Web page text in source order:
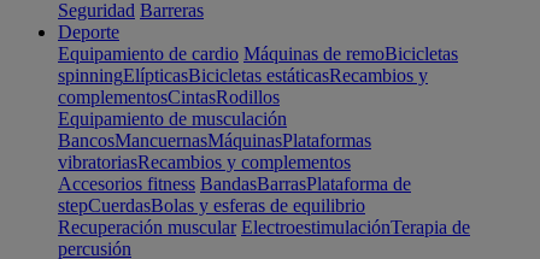
Seguridad Barreras
Deporte
Equipamiento de cardio Máquinas de remoBicicletas
spinningElípticasBicicletas estáticasRecambios y
complementosCintasRodillos
Equipamiento de musculación
BancosMancuernasMáquinasPlataformas
vibratoriasRecambios y complementos
Accesorios fitness BandasBarrasPlataforma de
stepCuerdasBolas y esferas de equilibrio
Recuperación muscular ElectroestimulaciónTerapia de
percusión